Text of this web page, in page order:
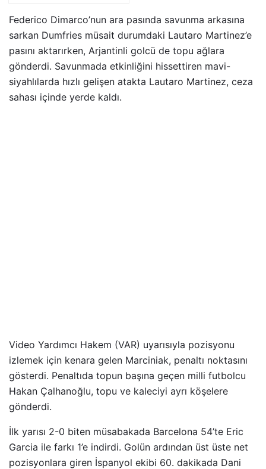
Federico Dimarco’nun ara pasında savunma arkasına
sarkan Dumfries müsait durumdaki Lautaro Martinez’e
pasını aktarırken, Arjantinli golcü de topu ağlara
gönderdi. Savunmada etkinliğini hissettiren mavi-
siyahlılarda hızlı gelişen atakta Lautaro Martinez, ceza
sahası içinde yerde kaldı.
Video Yardımcı Hakem (VAR) uyarısıyla pozisyonu
izlemek için kenara gelen Marciniak, penaltı noktasını
gösterdi. Penaltıda topun başına geçen milli futbolcu
Hakan Çalhanoğlu, topu ve kaleciyi ayrı köşelere
gönderdi.
İlk yarısı 2-0 biten müsabakada Barcelona 54’te Eric
Garcia ile farkı 1’e indirdi. Golün ardından üst üste net
pozisyonlara giren İspanyol ekibi 60. dakikada Dani